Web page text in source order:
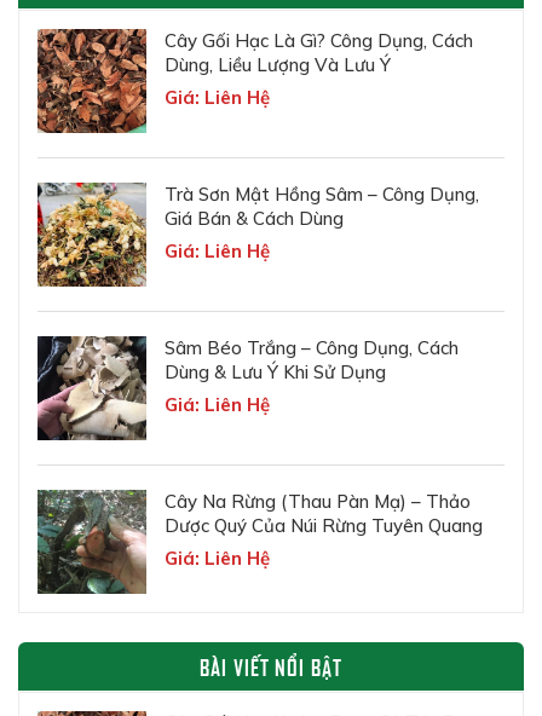
Cây Gối Hạc Là Gì? Công Dụng, Cách
Dùng, Liều Lượng Và Lưu Ý
Giá: Liên Hệ
Trà Sơn Mật Hồng Sâm – Công Dụng,
Giá Bán & Cách Dùng
Giá: Liên Hệ
Sâm Béo Trắng – Công Dụng, Cách
Dùng & Lưu Ý Khi Sử Dụng
Giá: Liên Hệ
Cây Na Rừng (Thau Pàn Mạ) – Thảo
Dược Quý Của Núi Rừng Tuyên Quang
Giá: Liên Hệ
BÀI VIẾT NỔI BẬT